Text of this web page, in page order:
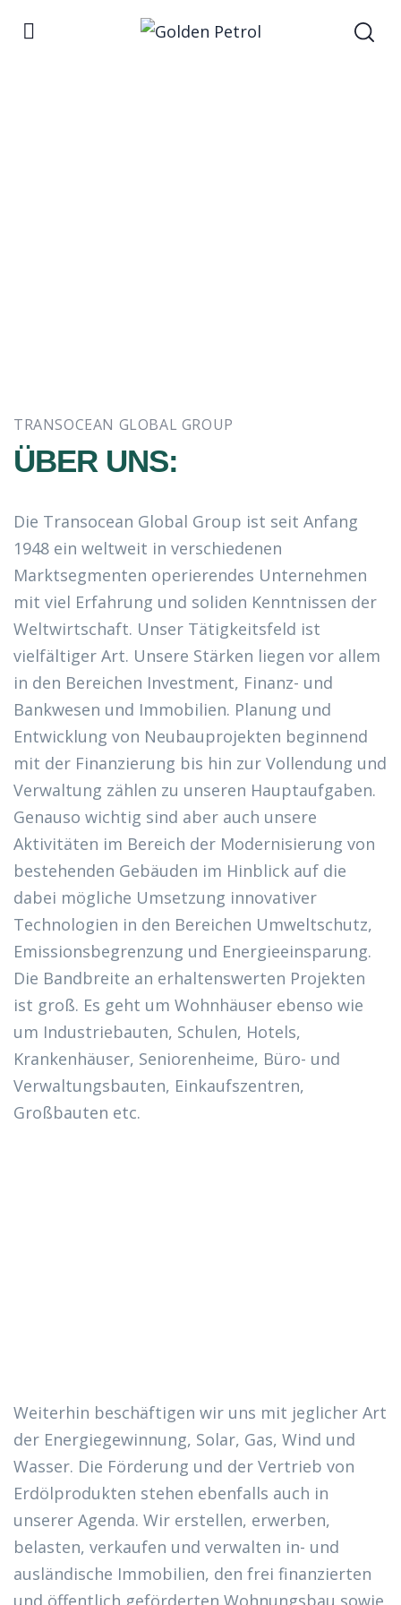
TRANSOCEAN GLOBAL GROUP
ÜBER UNS:
Die Transocean Global Group ist seit Anfang
1948 ein weltweit in verschiedenen
Marktsegmenten operierendes Unternehmen
mit viel Erfahrung und soliden Kenntnissen der
Weltwirtschaft. Unser Tätigkeitsfeld ist
vielfältiger Art. Unsere Stärken liegen vor allem
in den Bereichen Investment, Finanz- und
Bankwesen und Immobilien. Planung und
Entwicklung von Neubauprojekten beginnend
mit der Finanzierung bis hin zur Vollendung und
Verwaltung zählen zu unseren Hauptaufgaben.
Genauso wichtig sind aber auch unsere
Aktivitäten im Bereich der Modernisierung von
bestehenden Gebäuden im Hinblick auf die
dabei mögliche Umsetzung innovativer
Technologien in den Bereichen Umweltschutz,
Emissionsbegrenzung und Energieeinsparung.
Die Bandbreite an erhaltenswerten Projekten
ist groß. Es geht um Wohnhäuser ebenso wie
um Industriebauten, Schulen, Hotels,
Krankenhäuser, Seniorenheime, Büro- und
Verwaltungsbauten, Einkaufszentren,
Großbauten etc.
Weiterhin beschäftigen wir uns mit jeglicher Art
der Energiegewinnung, Solar, Gas, Wind und
Wasser. Die Förderung und der Vertrieb von
Erdölprodukten stehen ebenfalls auch in
unserer Agenda. Wir erstellen, erwerben,
belasten, verkaufen und verwalten in- und
ausländische Immobilien, den frei finanzierten
und öffentlich geförderten Wohnungsbau sowie